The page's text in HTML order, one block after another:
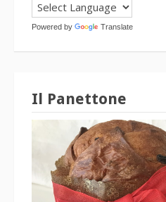
Powered by Translate
Il Panettone